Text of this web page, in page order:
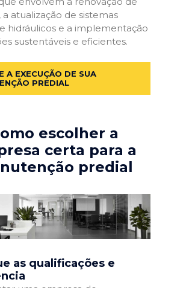
a atualização de sistemas
hidráulicos e a implementação
sustentáveis e eficientes.
A EXECUÇÃO DE SUA
PREDIAL
escolher a
certa para a
predial
as qualificações e